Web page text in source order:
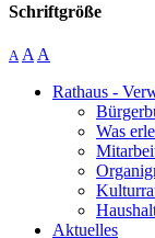
Schriftgröße
A A A
Rathaus -
Was
Aktuelles